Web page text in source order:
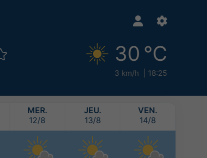
30 °C
3 km/h 18:25
MER.
12/8
JEU.
13/8
VEN.
14/8